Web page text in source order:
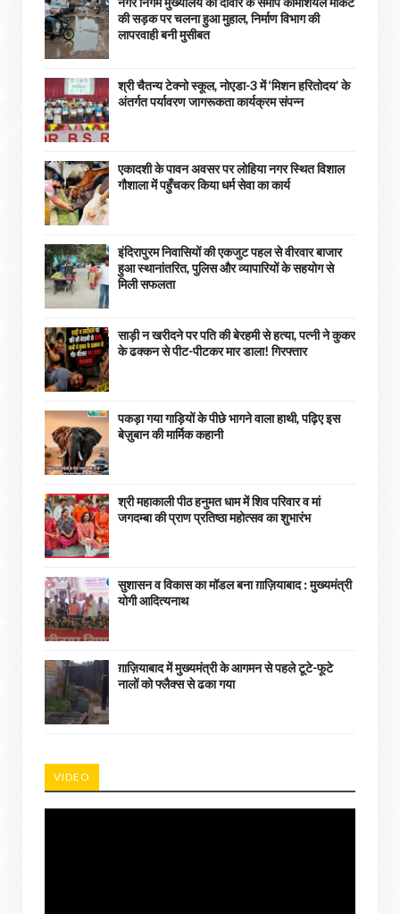
की सड़क पर चलना हुआ मुहाल, निर्माण विभाग की
लापरवाही बनी मुसीबत
श्री चैतन्य टेक्नो स्कूल, नोएडा-3 में ‘मिशन हरितोदय’ के
अंतर्गत पर्यावरण जागरूकता कार्यक्रम संपन्न
एकादशी के पावन अवसर पर लोहिया नगर स्थित विशाल
गौशाला में पहुँचकर किया धर्म सेवा का कार्य
इंदिरापुरम निवासियों की एकजुट पहल से वीरवार बाजार
हुआ स्थानांतरित, पुलिस और व्यापारियों के सहयोग से
मिली सफलता
साड़ी न खरीदने पर पति की बेरहमी से हत्या, पत्नी ने कुकर
के ढक्कन से पीट-पीटकर मार डाला! गिरफ्तार
पकड़ा गया गाड़ियों के पीछे भागने वाला हाथी, पढ़िए इस
बेज़ुबान की मार्मिक कहानी
श्री महाकाली पीठ हनुमत धाम में शिव परिवार व मां
जगदम्बा की प्राण प्रतिष्ठा महोत्सव का शुभारंभ
सुशासन व विकास का मॉडल बना ग़ाज़ियाबाद : ​मुख्यमंत्री
योगी आदित्यनाथ
ग़ाज़ियाबाद में मुख्यमंत्री के आगमन से पहले टूटे-फूटे
नालों को फ्लैक्स से ढका गया
VIDEO